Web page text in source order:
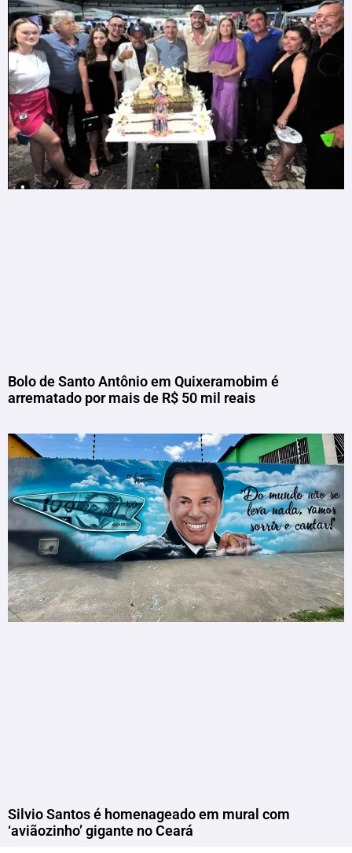
Bolo de Santo Antônio em Quixeramobim é
arrematado por mais de R$ 50 mil reais
Silvio Santos é homenageado em mural com
‘aviãozinho’ gigante no Ceará